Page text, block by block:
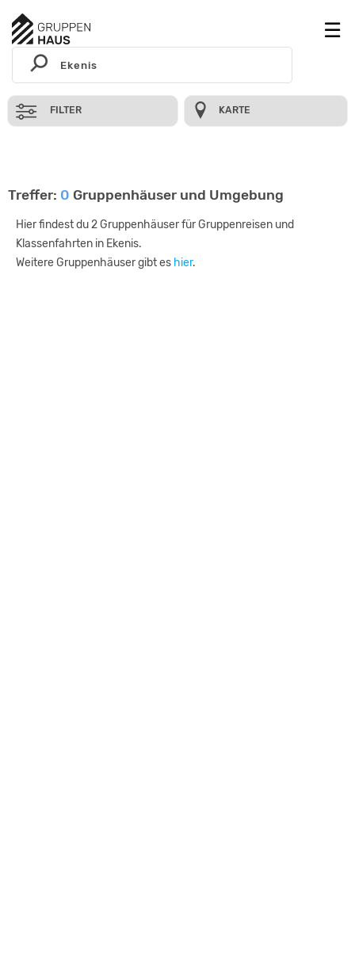
FILTER KARTE
Treffer: 0 Gruppenhäuser und Umgebung
Hier findest du 2 Gruppenhäuser für Gruppenreisen und
Klassenfahrten in Ekenis.
Weitere Gruppenhäuser gibt es hier.